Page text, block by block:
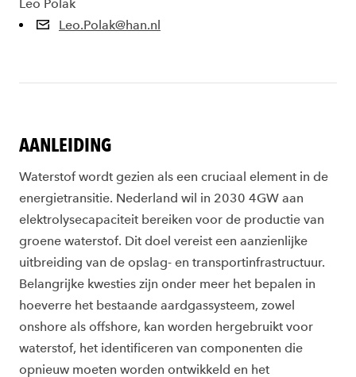
Leo Polak
Leo.Polak@han.nl
AANLEIDING
Waterstof wordt gezien als een cruciaal element in de
energietransitie. Nederland wil in 2030 4GW aan
elektrolysecapaciteit bereiken voor de productie van
groene waterstof. Dit doel vereist een aanzienlijke
uitbreiding van de opslag- en transportinfrastructuur.
Belangrijke kwesties zijn onder meer het bepalen in
hoeverre het bestaande aardgassysteem, zowel
onshore als offshore, kan worden hergebruikt voor
waterstof, het identificeren van componenten die
opnieuw moeten worden ontwikkeld en het